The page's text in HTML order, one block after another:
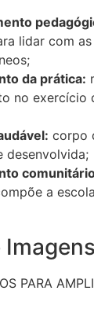
lidar com
da prática:
no exercício
corpo
desenvolvida;
a
Imagens
PARA